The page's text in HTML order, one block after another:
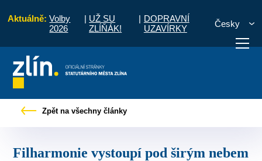
Aktuálně: Volby
2026
| UŽ SU
ZLÍŇÁK!
| DOPRAVNÍ
UZAVÍRKY
Česky
vyřídit Potřebuji zaplatit
Zpět na všechny články
Filharmonie vystoupí pod širým nebem